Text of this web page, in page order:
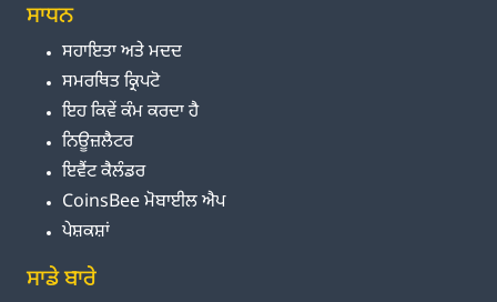
ਸਾਧਨ
ਸਹਾਇਤਾ ਅਤੇ ਮਦਦ
ਸਮਰਥਿਤ ਕ੍ਰਿਪਟੋ
ਇਹ ਕਿਵੇਂ ਕੰਮ ਕਰਦਾ ਹੈ
ਨਿਊਜ਼ਲੈਟਰ
ਇਵੈਂਟ ਕੈਲੰਡਰ
CoinsBee ਮੋਬਾਈਲ ਐਪ
ਪੇਸ਼ਕਸ਼ਾਂ
ਸਾਡੇ ਬਾਰੇ